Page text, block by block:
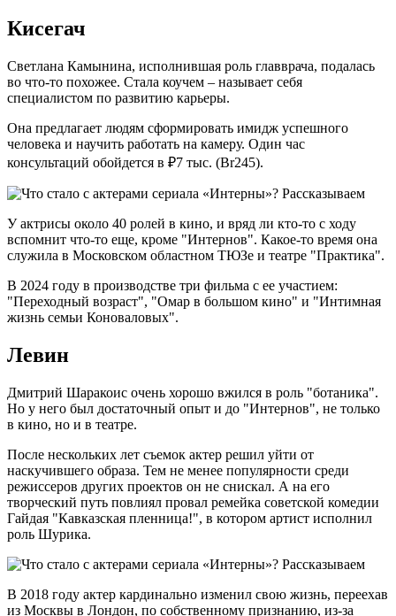
Кисегач
Светлана Камынина, исполнившая роль главврача, подалась
во что-то похожее. Стала коучем – называет себя
специалистом по развитию карьеры.
Она предлагает людям сформировать имидж успешного
человека и научить работать на камеру. Один час
консультаций обойдется в ₽7 тыс. (Br245).
У актрисы около 40 ролей в кино, и вряд ли кто-то с ходу
вспомнит что-то еще, кроме "Интернов". Какое-то время она
служила в Московском областном ТЮЗе и театре "Практика".
В 2024 году в производстве три фильма с ее участием:
"Переходный возраст", "Омар в большом кино" и "Интимная
жизнь семьи Коноваловых".
Левин
Дмитрий Шаракоис очень хорошо вжился в роль "ботаника".
Но у него был достаточный опыт и до "Интернов", не только
в кино, но и в театре.
После нескольких лет съемок актер решил уйти от
наскучившего образа. Тем не менее популярности среди
режиссеров других проектов он не снискал. А на его
творческий путь повлиял провал ремейка советской комедии
Гайдая "Кавказская пленница!", в котором артист исполнил
роль Шурика.
В 2018 году актер кардинально изменил свою жизнь, переехав
из Москвы в Лондон, по собственному признанию, из-за